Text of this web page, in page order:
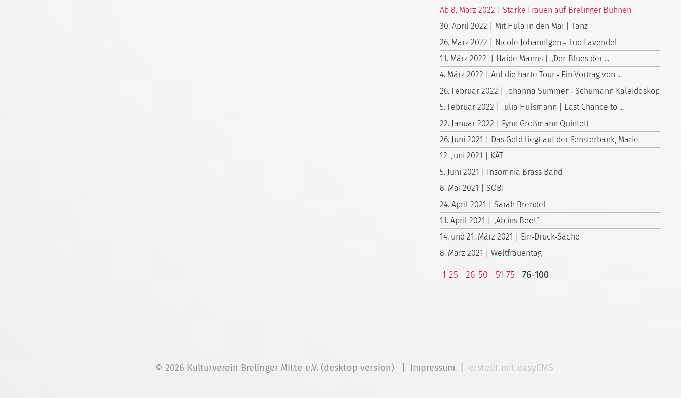
Ab 8. März 2022 | Starke Frauen auf Brelinger Bühnen
30. April 2022 | Mit Hula in den Mai | Tanz
26. März 2022 | Nicole Johänntgen ‑ Trio Lavendel
11. März 2022 | Haide Manns | „Der Blues der ...
4. März 2022 | Auf die harte Tour ‑ Ein Vortrag von ...
26. Februar 2022 | Johanna Summer ‑ Schumann Kaleidoskop
5. Februar 2022 | Julia Hülsmann | Last Chance to ...
22. Januar 2022 | Fynn Großmann Quintett
26. Juni 2021 | Das Geld liegt auf der Fensterbank, Marie
12. Juni 2021 | KÄT
5. Juni 2021 | Insomnia Brass Band
8. Mai 2021 | SOBI
24. April 2021 | Sarah Brendel
11. April 2021 | „Ab ins Beet“
14. und 21. März 2021 | Ein‑Druck‑Sache
8. März 2021 | Weltfrauentag
1-25 26-50 51-75 76-100
© 2026 Kulturverein Brelinger Mitte e.V. (desktop version) | Impressum erstellt mit easyCMS